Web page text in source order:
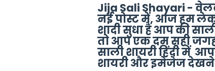
Jija Sali Shayari -
नई पोस्ट में, आज हम
शादी सुधा है आप की
तो आप एक दम सही
साली शायरी हिंदी में
शायरी और इमेजेज देखने